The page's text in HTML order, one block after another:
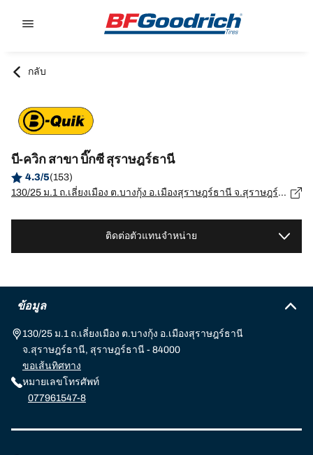
กลับ
บี-ควิก สาขา บิ๊กซี สุราษฎร์ธานี
4.3/5(153)
130/25 ม.1 ถ.เลี่ยงเมือง ต.บางกุ้ง อ.เมืองสุราษฎร์ธานี จ.สุราษฎร์ธานี, สุราษฎร์ธานี - 84000
ติดต่อตัวแทนจำหน่าย
ข้อมูล
130/25 ม.1 ถ.เลี่ยงเมือง ต.บางกุ้ง อ.เมืองสุราษฎร์ธานี
จ.สุราษฎร์ธานี, สุราษฎร์ธานี - 84000
ขอเส้นทิศทาง
หมายเลขโทรศัพท์
077961547-8